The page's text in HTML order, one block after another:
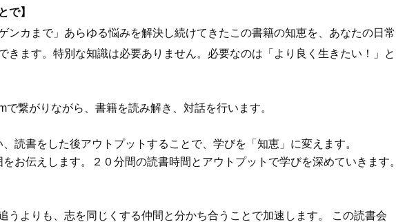
で】
ンカまで」あらゆる悩みを解決し続けてきたこの書籍の知恵を、あなたの日常
きます。特別な知識は必要ありません。必要なのは「より良く生きたい！」と
で繋がりながら、書籍を読み解き、対話を行います。
読書をした後アウトプットすることで、学びを「知恵」に変えます。
お伝えします。２０分間の読書時間とアウトプットで学びを深めていきます。
うよりも、志を同じくする仲間と分かち合うことで加速します。 この読書会